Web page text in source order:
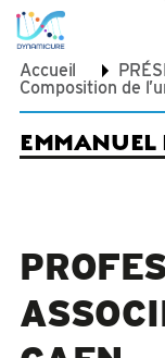
Accueil
Composition de
EMMANUEL